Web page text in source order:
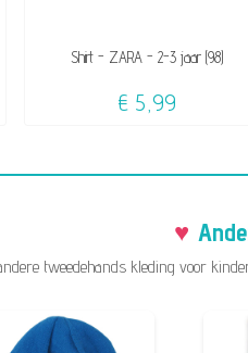
Shirt - ZARA - 2-3 jaar (98)
€ 5,99
tweedehands kleding voor